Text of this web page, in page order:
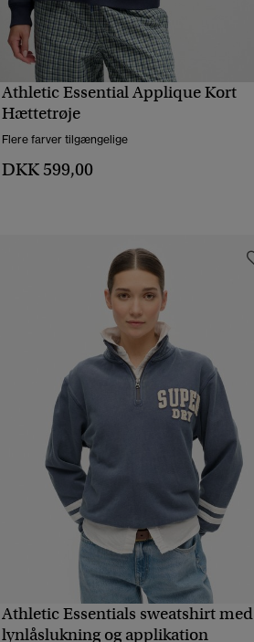
HURTIGVISNING
Athletic Essential Applique Kort
Hættetrøje
Flere farver tilgængelige
DKK 599,00
HURTIGVISNING
Athletic Essentials sweatshirt med
lynlåslukning og applikation